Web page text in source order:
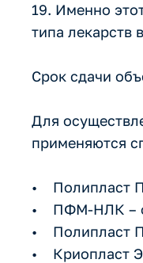
19. Именно
типа лекарств
Срок сдачи
Для
применяются
• Полипласт
• ПФМ-НЛК –
• Полипласт
• Криопласт